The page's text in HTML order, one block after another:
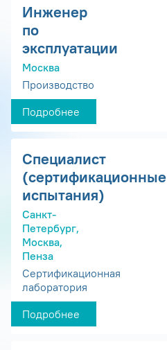
Инженер
по
эксплуатации
Москва
Производство
Подробнее
Специалист
(сертификационные
испытания)
Санкт-
Петербург,
Москва,
Пенза
Сертификационная
лаборатория
Подробнее